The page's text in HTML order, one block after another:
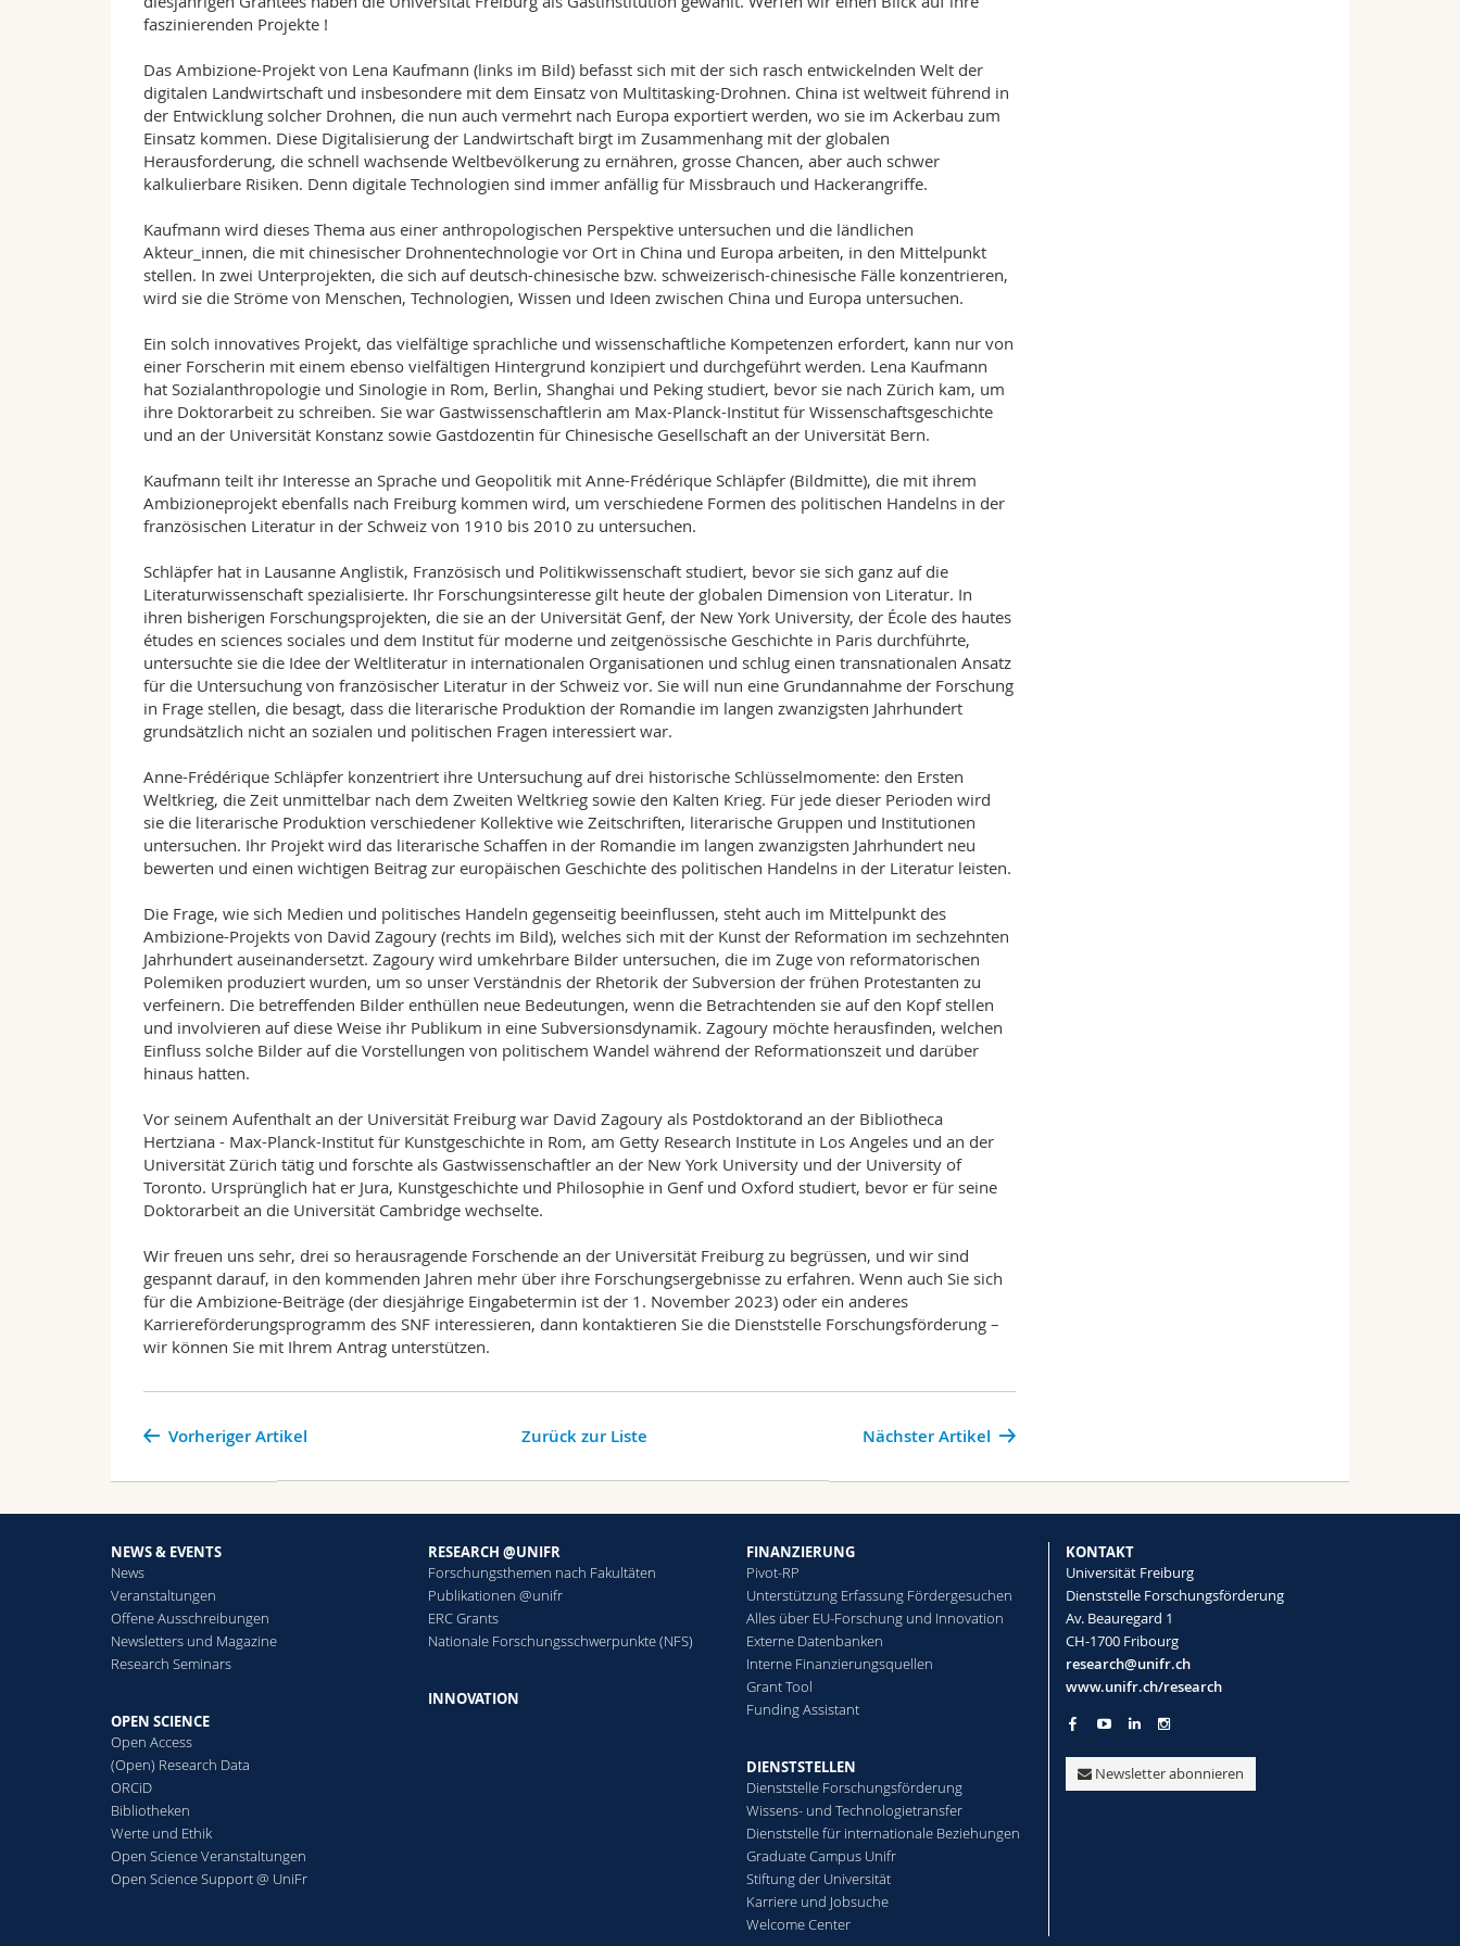
faszinierenden Projekte !
Das Ambizione-Projekt von Lena Kaufmann (links im Bild) befasst sich mit der sich rasch entwickelnden Welt der
digitalen Landwirtschaft und insbesondere mit dem Einsatz von Multitasking-Drohnen. China ist weltweit führend in
der Entwicklung solcher Drohnen, die nun auch vermehrt nach Europa exportiert werden, wo sie im Ackerbau zum
Einsatz kommen. Diese Digitalisierung der Landwirtschaft birgt im Zusammenhang mit der globalen
Herausforderung, die schnell wachsende Weltbevölkerung zu ernähren, grosse Chancen, aber auch schwer
kalkulierbare Risiken. Denn digitale Technologien sind immer anfällig für Missbrauch und Hackerangriffe.
Kaufmann wird dieses Thema aus einer anthropologischen Perspektive untersuchen und die ländlichen
Akteur_innen, die mit chinesischer Drohnentechnologie vor Ort in China und Europa arbeiten, in den Mittelpunkt
stellen. In zwei Unterprojekten, die sich auf deutsch-chinesische bzw. schweizerisch-chinesische Fälle konzentrieren,
wird sie die Ströme von Menschen, Technologien, Wissen und Ideen zwischen China und Europa untersuchen.
Ein solch innovatives Projekt, das vielfältige sprachliche und wissenschaftliche Kompetenzen erfordert, kann nur von
einer Forscherin mit einem ebenso vielfältigen Hintergrund konzipiert und durchgeführt werden. Lena Kaufmann
hat Sozialanthropologie und Sinologie in Rom, Berlin, Shanghai und Peking studiert, bevor sie nach Zürich kam, um
ihre Doktorarbeit zu schreiben. Sie war Gastwissenschaftlerin am Max-Planck-Institut für Wissenschaftsgeschichte
und an der Universität Konstanz sowie Gastdozentin für Chinesische Gesellschaft an der Universität Bern.
Kaufmann teilt ihr Interesse an Sprache und Geopolitik mit Anne-Frédérique Schläpfer (Bildmitte), die mit ihrem
Ambizioneprojekt ebenfalls nach Freiburg kommen wird, um verschiedene Formen des politischen Handelns in der
französischen Literatur in der Schweiz von 1910 bis 2010 zu untersuchen.
Schläpfer hat in Lausanne Anglistik, Französisch und Politikwissenschaft studiert, bevor sie sich ganz auf die
Literaturwissenschaft spezialisierte. Ihr Forschungsinteresse gilt heute der globalen Dimension von Literatur. In
ihren bisherigen Forschungsprojekten, die sie an der Universität Genf, der New York University, der École des hautes
études en sciences sociales und dem Institut für moderne und zeitgenössische Geschichte in Paris durchführte,
untersuchte sie die Idee der Weltliteratur in internationalen Organisationen und schlug einen transnationalen Ansatz
für die Untersuchung von französischer Literatur in der Schweiz vor. Sie will nun eine Grundannahme der Forschung
in Frage stellen, die besagt, dass die literarische Produktion der Romandie im langen zwanzigsten Jahrhundert
grundsätzlich nicht an sozialen und politischen Fragen interessiert war.
Anne-Frédérique Schläpfer konzentriert ihre Untersuchung auf drei historische Schlüsselmomente: den Ersten
Weltkrieg, die Zeit unmittelbar nach dem Zweiten Weltkrieg sowie den Kalten Krieg. Für jede dieser Perioden wird
sie die literarische Produktion verschiedener Kollektive wie Zeitschriften, literarische Gruppen und Institutionen
untersuchen. Ihr Projekt wird das literarische Schaffen in der Romandie im langen zwanzigsten Jahrhundert neu
bewerten und einen wichtigen Beitrag zur europäischen Geschichte des politischen Handelns in der Literatur leisten.
Die Frage, wie sich Medien und politisches Handeln gegenseitig beeinflussen, steht auch im Mittelpunkt des
Ambizione-Projekts von David Zagoury (rechts im Bild), welches sich mit der Kunst der Reformation im sechzehnten
Jahrhundert auseinandersetzt. Zagoury wird umkehrbare Bilder untersuchen, die im Zuge von reformatorischen
Polemiken produziert wurden, um so unser Verständnis der Rhetorik der Subversion der frühen Protestanten zu
verfeinern. Die betreffenden Bilder enthüllen neue Bedeutungen, wenn die Betrachtenden sie auf den Kopf stellen
und involvieren auf diese Weise ihr Publikum in eine Subversionsdynamik. Zagoury möchte herausfinden, welchen
Einfluss solche Bilder auf die Vorstellungen von politischem Wandel während der Reformationszeit und darüber
hinaus hatten.
Vor seinem Aufenthalt an der Universität Freiburg war David Zagoury als Postdoktorand an der Bibliotheca
Hertziana - Max-Planck-Institut für Kunstgeschichte in Rom, am Getty Research Institute in Los Angeles und an der
Universität Zürich tätig und forschte als Gastwissenschaftler an der New York University und der University of
Toronto. Ursprünglich hat er Jura, Kunstgeschichte und Philosophie in Genf und Oxford studiert, bevor er für seine
Doktorarbeit an die Universität Cambridge wechselte.
Wir freuen uns sehr, drei so herausragende Forschende an der Universität Freiburg zu begrüssen, und wir sind
gespannt darauf, in den kommenden Jahren mehr über ihre Forschungsergebnisse zu erfahren. Wenn auch Sie sich
für die Ambizione-Beiträge (der diesjährige Eingabetermin ist der 1. November 2023) oder ein anderes
Karriereförderungsprogramm des SNF interessieren, dann kontaktieren Sie die Dienststelle Forschungsförderung –
wir können Sie mit Ihrem Antrag unterstützen.
Nächster Artikel
Vorheriger Artikel Zurück zur Liste
NEWS & EVENTS
News
Veranstaltungen
Offene Ausschreibungen
Newsletters und Magazine
Research Seminars
OPEN SCIENCE
Open Access
(Open) Research Data
ORCiD
Bibliotheken
Werte und Ethik
Open Science Veranstaltungen
Open Science Support @ UniFr
RESEARCH @UNIFR
Forschungsthemen nach Fakultäten
Publikationen @unifr
ERC Grants
Nationale Forschungsschwerpunkte (NFS)
INNOVATION
FINANZIERUNG
Pivot-RP
Unterstützung Erfassung Fördergesuchen
Alles über EU-Forschung und Innovation
Externe Datenbanken
Interne Finanzierungsquellen
Grant Tool
Funding Assistant
DIENSTSTELLEN
Dienststelle Forschungsförderung
Wissens- und Technologietransfer
Dienststelle für internationale Beziehungen
Graduate Campus Unifr
Stiftung der Universität
Karriere und Jobsuche
Welcome Center
KONTAKT
Universität Freiburg
Dienststelle Forschungsförderung
Av. Beauregard 1
CH-1700 Fribourg
research@unifr.ch
www.unifr.ch/research
Newsletter abonnieren